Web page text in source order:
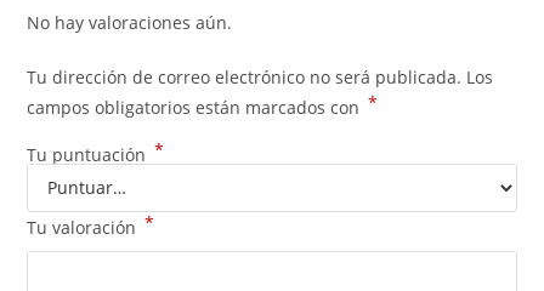
No hay valoraciones aún.
Tu dirección de correo electrónico no será publicada. Los
campos obligatorios están marcados con *
Tu puntuación *
Tu valoración *